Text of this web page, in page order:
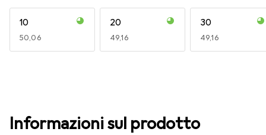
10
EUR
50,06
20
EUR
49,16
30
EUR
49,16
Informazioni sul prodotto